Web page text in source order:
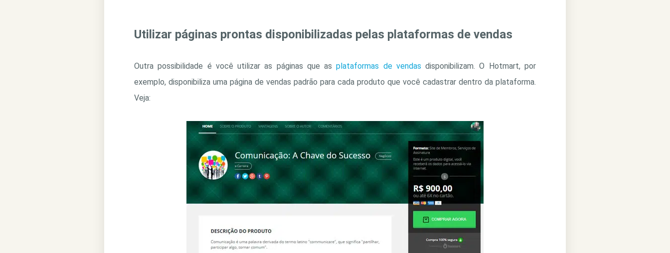
Utilizar páginas prontas disponibilizadas pelas plataformas de vendas
Outra possibilidade é você utilizar as páginas que asplataformas de vendas disponibilizam. O Hotmart, por
exemplo, disponibiliza uma página de vendas padrão para cada produto que você cadastrar dentro da plataforma.
Veja: